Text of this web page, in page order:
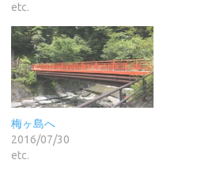
etc.
梅ヶ島へ
2016/07/30
etc.